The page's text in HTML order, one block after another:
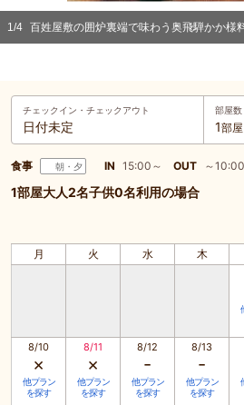
1/4 百姓屋敷の囲炉裏端で味わう奥飛騨かか様
チェックイン・ チェックアウト
日付未定
部屋
1部屋
食事 朝・夕 IN 15:00～ OUT ～10:00
1部屋大人2名子供0名利用の場合
月 火 水 木
8/10
×
他プラン
を探す
8/11
×
他プラン
を探す
8/12
-
他プラン
を探す
8/13
-
他プラン
を探す